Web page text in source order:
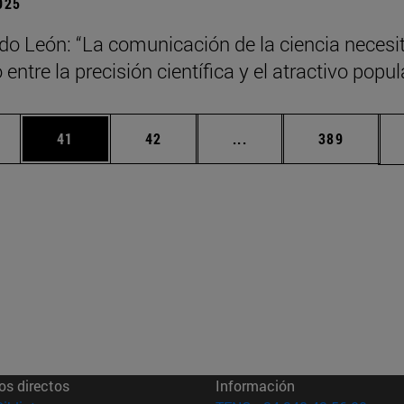
León: “La comunicación de la ciencia
entre la precisión científica y el atractivo
Use TAB para desplazarse.
Página
41 Página
42 ... Páginas intermedias
Página
389
directos
Información